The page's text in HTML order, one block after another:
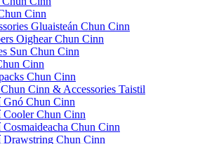
Cinn
Gluaisteán Chun Cinn
Oighear Chun Cinn
Sun Chun Cinn
Cinn
Chun Cinn
Cinn & Accessories Taistil
Gnó Chun Cinn
Cooler Chun Cinn
Chun Cinn
Drawstring Chun Cinn